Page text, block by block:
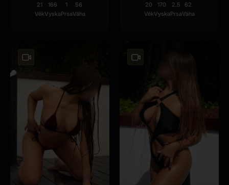
21
Věk
166
Vyska
1
Prsa
56
Váha
20
Věk
170
Vyska
2.5
Prsa
62
Váha